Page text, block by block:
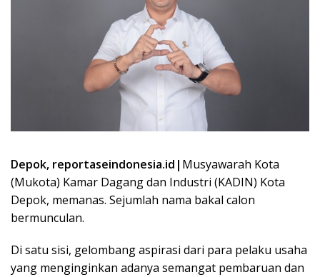
Depok, reportaseindonesia.id| Musyawarah Kota
(Mukota) Kamar Dagang dan Industri (KADIN) Kota
Depok, memanas. Sejumlah nama bakal calon
bermunculan.
Di satu sisi, gelombang aspirasi dari para pelaku usaha
yang menginginkan adanya semangat pembaruan dan